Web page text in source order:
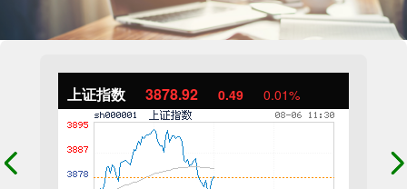
上证指数 3878.92 0.49 0.01%